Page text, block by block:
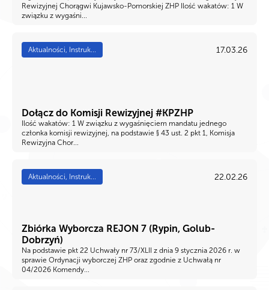
Rewizyjnej Chorągwi Kujawsko-Pomorskiej ZHP Ilość wakatów: 1 W
związku z wygaśni...
Aktualności, Instruk... 17.03.26
Dołącz do Komisji Rewizyjnej #KPZHP
Ilość wakatów: 1 W związku z wygaśnięciem mandatu jednego
członka komisji rewizyjnej, na podstawie § 43 ust. 2 pkt 1, Komisja
Rewizyjna Chor...
Aktualności, Instruk... 22.02.26
Zbiórka Wyborcza REJON 7 (Rypin, Golub-
Dobrzyń)
Na podstawie pkt 22 Uchwały nr 73/XLII z dnia 9 stycznia 2026 r. w
sprawie Ordynacji wyborczej ZHP oraz zgodnie z Uchwałą nr
04/2026 Komendy...